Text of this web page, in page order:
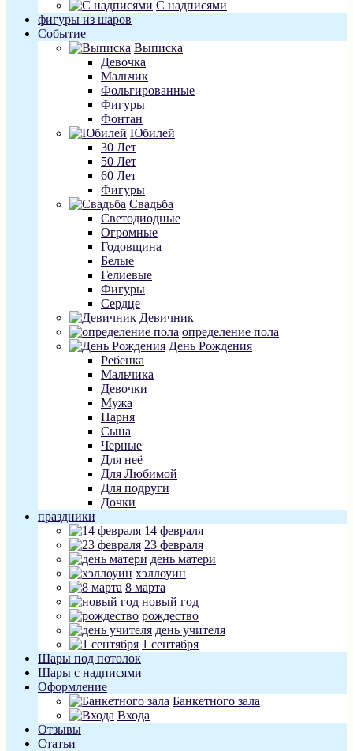
С надписями
фигуры из шаров
Событие
Выписка
Девочка
Мальчик
Фольгированные
Фигуры
Фонтан
Юбилей
30 Лет
50 Лет
60 Лет
Фигуры
Свадьба
Светодиодные
Огромные
Годовщина
Белые
Гелиевые
Фигуры
Сердце
Девичник
определение пола
День Рождения
Ребенка
Мальчика
Девочки
Мужа
Парня
Сына
Черные
Для неё
Для Любимой
Для подруги
Дочки
праздники
14 февраля
23 февраля
день матери
хэллоуин
8 марта
новый год
рождество
день учителя
1 сентября
Шары под потолок
Шары с надписями
Оформление
Банкетного зала
Входа
Отзывы
Статьи